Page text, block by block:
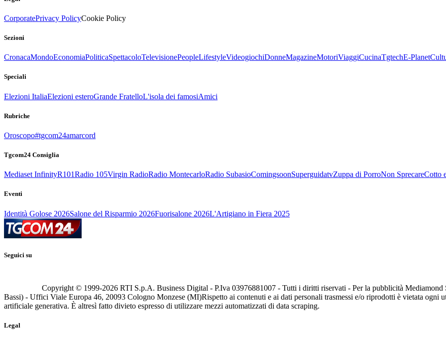
CorporatePrivacy PolicyCookie Policy
Sezioni
CronacaMondoEconomiaPoliticaSpettacoloTelevisionePeopleLifestyleVideogiochiDonneMagazineMotoriViaggiCucinaTgtechE-Planet
Speciali
Elezioni ItaliaElezioni esteroGrande FratelloL'isola dei famosiAmici
Rubriche
Oroscopo#tgcom24amarcord
Tgcom24 Consiglia
Mediaset InfinityR101Radio 105Virgin RadioRadio MontecarloRadio SubasioComingsoonSuperguidatvZuppa di PorroNon SprecareCotto
Eventi
Identità Golose 2026Salone del Risparmio 2026Fuorisalone 2026L'Artigiano in Fiera 2025
Seguici su
Copyright © 1999-2026 RTI S.p.A. Business Digital - P.Iva 03976881007 - Tutti i diritti riservati - Per la pubblicità
Bassi) - Uffici Viale Europa 46, 20093 Cologno Monzese (MI)Rispetto ai contenuti e ai dati personali trasmessi e/o riprodotti è vietata ogni
artificiale generativa. È altresì fatto divieto espresso di utilizzare mezzi automatizzati di data scraping.
Legal